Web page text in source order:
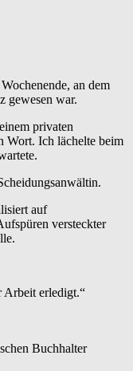
an dem
gewesen war.
privaten
Wort. Ich lächelte beim
auf
versteckter
Arbeit erledigt.“
Buchhalter